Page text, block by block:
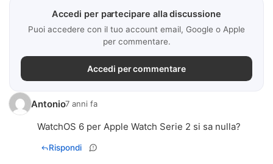
Accedi per partecipare alla discussione
Puoi accedere con il tuo account email, Google o Apple
per commentare.
Accedi per commentare
Antonio7 anni fa
WatchOS 6 per Apple Watch Serie 2 si sa nulla?
Rispondi